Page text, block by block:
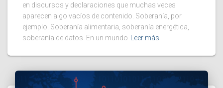
en discursos y declaraciones que muchas veces
aparecen algo vacíos de contenido. Soberanía, por
ejemplo. Soberanía alimentaria, soberanía energética,
soberanía de datos. En un mundo Leer más